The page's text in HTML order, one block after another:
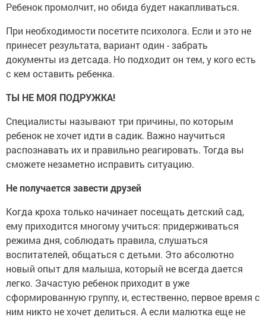
Ребенок промолчит, но обида будет накапливаться.
При необходимости посетите психолога. Если и это не
принесет результата, вариант один - забрать
документы из детсада. Но подходит он тем, у кого есть
с кем оставить ребенка.
ТЫ НЕ МОЯ ПОДРУЖКА!
Специалисты называют три причины, по которым
ребенок не хочет идти в садик. Важно научиться
распознавать их и правильно реагировать. Тогда вы
сможете незаметно исправить ситуацию.
Не получается завести друзей
Когда кроха только начинает посещать детский сад,
ему приходится многому учиться: придерживаться
режима дня, соблюдать правила, слушаться
воспитателей, общаться с детьми. Это абсолютно
новый опыт для малыша, который не всегда дается
легко. Зачастую ребенок приходит в уже
сформированную группу, и, естественно, первое время с
ним никто не хочет делиться. А если малютка еще не